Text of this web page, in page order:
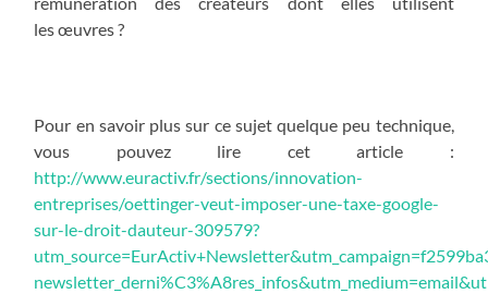
les œuvres ?
Pour en savoir plus sur ce sujet quelque peu technique,
vous pouvez lire cet article :
http://www.euractiv.fr/sections/innovation-
entreprises/oettinger-veut-imposer-une-taxe-google-
sur-le-droit-dauteur-309579?